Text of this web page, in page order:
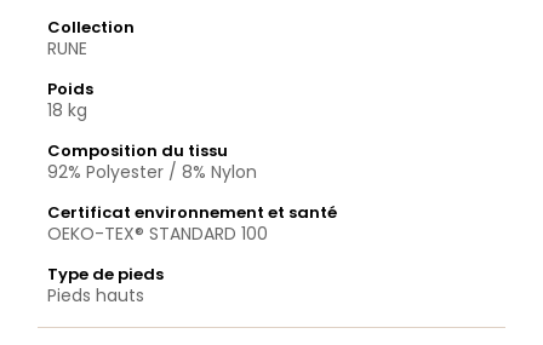
Collection
RUNE
Poids
18 kg
Composition du tissu
92% Polyester / 8% Nylon
Certificat environnement et santé
OEKO-TEX® STANDARD 100
Type de pieds
Pieds hauts